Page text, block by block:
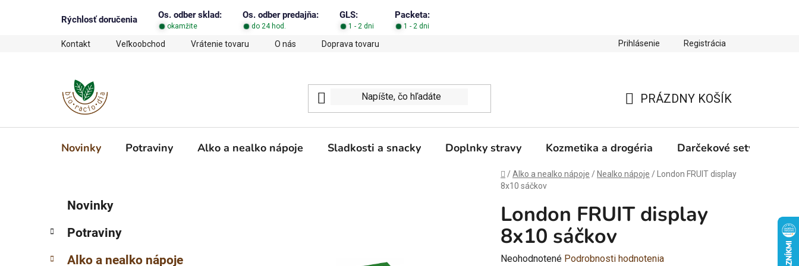
Rýchlosť doručenia Os. odber sklad: Os. odber predajňa: GLS: Packeta:
okamžite do 24 hod. 1 - 2 dni 1 - 2 dni
Kontakt Veľkoobchod Vrátenie tovaru O nás Doprava tovaru Podmienky ochrany osobných údajov Zľava 10 % na prvý nákup
Prihlásenie Registrácia
KOŠÍK
PRÁZDNY KOŠÍK
Novinky Potraviny Alko a nealko nápoje Sladkosti a snacky Doplnky stravy Kozmetika a drogéria Darčekové sety
Domov
/Alko a nealko nápoje / Nealko nápoje /
London FRUIT display
8x10 sáčkov
č
ý
kategórie
e
ó
Novinky
Potraviny
Alko a nealko nápoje
London FRUIT display
8x10 sáčkov
Priemerné
Neohodnotené Podrobnosti hodnotenia